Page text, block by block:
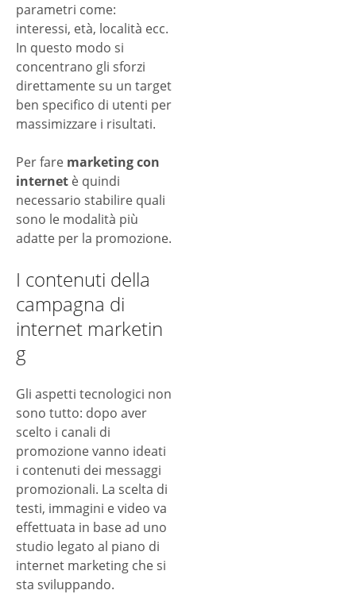
parametri come:
interessi, età, località ecc.
In questo modo si
concentrano gli sforzi
direttamente su un target
ben specifico di utenti per
massimizzare i risultati.
Per fare marketing con
internet è quindi
necessario stabilire quali
sono le modalità più
adatte per la promozione.
I contenuti della
campagna di
internet marketin
g
Gli aspetti tecnologici non
sono tutto: dopo aver
scelto i canali di
promozione vanno ideati
i contenuti dei messaggi
promozionali. La scelta di
testi, immagini e video va
effettuata in base ad uno
studio legato al piano di
internet marketing che si
sta sviluppando.